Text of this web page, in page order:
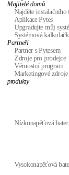
Majitelé domů
Najděte instalačního
Aplikace Pytes
Upgradujte můj
Systémová
Partneři
Partner s Pytesem
Zdroje pro prodejce
Věrnostní program
Marketingové zdroje
produkty
Nízkonapěťová
Vysokonapěťová